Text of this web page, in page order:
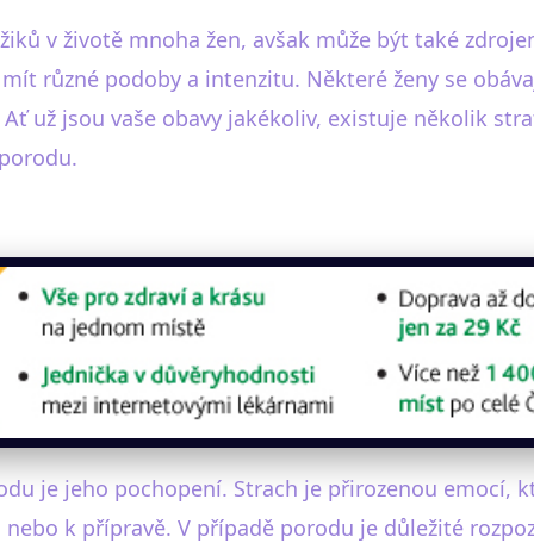
v životě mnoha žen, avšak může být také
různé podoby a intenzitu. Některé ženy se
už jsou vaše obavy jakékoliv, existuje několik
je jeho pochopení. Strach je přirozenou emocí,
k přípravě. V případě porodu je důležité